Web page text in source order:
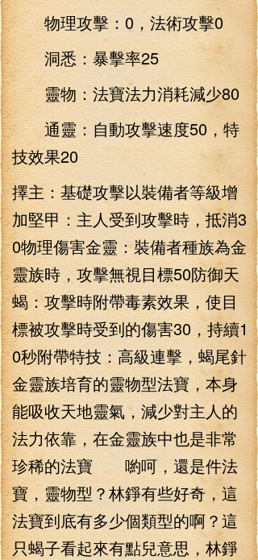
物理攻擊：0，法術攻擊0
洞悉：暴擊率25
靈物：法寶法力消耗減少80
通靈：自動攻擊速度50，特
技效果20
擇主：基礎攻擊以裝備者等級增
加堅甲：主人受到攻擊時，抵消3
0物理傷害金靈：裝備者種族為金
靈族時，攻擊無視目標50防御天
蝎：攻擊時附帶毒素效果，使目
標被攻擊時受到的傷害30，持續1
0秒附帶特技：高級連擊，蝎尾針
金靈族培育的靈物型法寶，本身
能吸收天地靈氣，減少對主人的
法力依靠，在金靈族中也是非常
珍稀的法寶 喲呵，還是件法
寶，靈物型？林錚有些好奇，這
法寶到底有多少個類型的啊？這
只蝎子看起來有點兒意思，林錚